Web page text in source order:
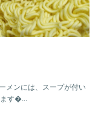
メンには、スープが付い
す...